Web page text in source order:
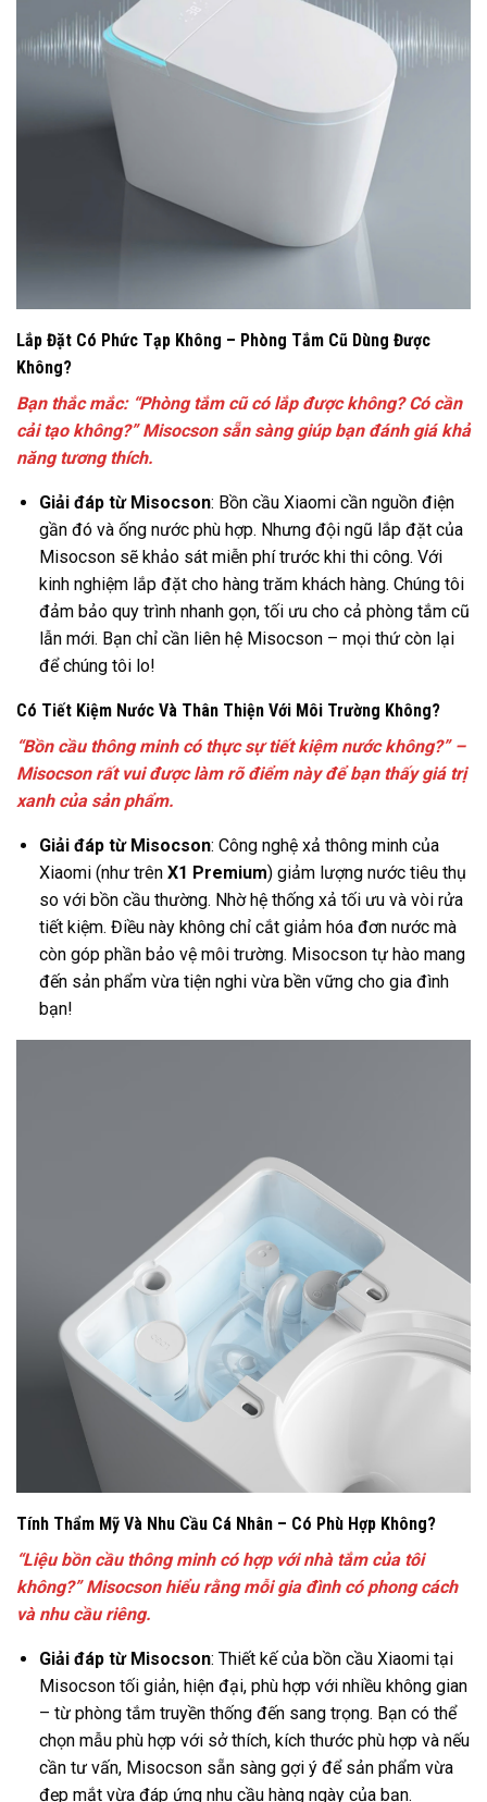
Lắp Đặt Có Phức Tạp Không – Phòng Tắm Cũ Dùng Được
Không?
Bạn thắc mắc: “Phòng tắm cũ có lắp được không? Có cần
cải tạo không?” Misocson sẵn sàng giúp bạn đánh giá khả
năng tương thích.
Giải đáp từ Misocson: Bồn cầu Xiaomi cần nguồn điện
gần đó và ống nước phù hợp. Nhưng đội ngũ lắp đặt của
Misocson sẽ khảo sát miễn phí trước khi thi công. Với
kinh nghiệm lắp đặt cho hàng trăm khách hàng. Chúng tôi
đảm bảo quy trình nhanh gọn, tối ưu cho cả phòng tắm cũ
lẫn mới. Bạn chỉ cần liên hệ Misocson – mọi thứ còn lại
để chúng tôi lo!
Có Tiết Kiệm Nước Và Thân Thiện Với Môi Trường Không?
“Bồn cầu thông minh có thực sự tiết kiệm nước không?” –
Misocson rất vui được làm rõ điểm này để bạn thấy giá trị
xanh của sản phẩm.
Giải đáp từ Misocson: Công nghệ xả thông minh của
Xiaomi (như trên X1 Premium) giảm lượng nước tiêu thụ
so với bồn cầu thường. Nhờ hệ thống xả tối ưu và vòi rửa
tiết kiệm. Điều này không chỉ cắt giảm hóa đơn nước mà
còn góp phần bảo vệ môi trường. Misocson tự hào mang
đến sản phẩm vừa tiện nghi vừa bền vững cho gia đình
bạn!
Tính Thẩm Mỹ Và Nhu Cầu Cá Nhân – Có Phù Hợp Không?
“Liệu bồn cầu thông minh có hợp với nhà tắm của tôi
không?” Misocson hiểu rằng mỗi gia đình có phong cách
và nhu cầu riêng.
Giải đáp từ Misocson: Thiết kế của bồn cầu Xiaomi tại
Misocson tối giản, hiện đại, phù hợp với nhiều không gian
– từ phòng tắm truyền thống đến sang trọng. Bạn có thể
chọn mẫu phù hợp với sở thích, kích thước phù hợp và nếu
cần tư vấn, Misocson sẵn sàng gợi ý để sản phẩm vừa
đẹp mắt vừa đáp ứng nhu cầu hàng ngày của bạn.